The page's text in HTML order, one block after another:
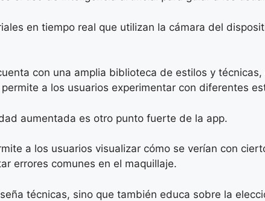
en tiempo real que utilizan la cámara del
con una amplia biblioteca de estilos y
a los usuarios experimentar con diferentes
aumentada es otro punto fuerte de la app.
a los usuarios visualizar cómo se verían con
errores comunes en el maquillaje.
técnicas, sino que también educa sobre la